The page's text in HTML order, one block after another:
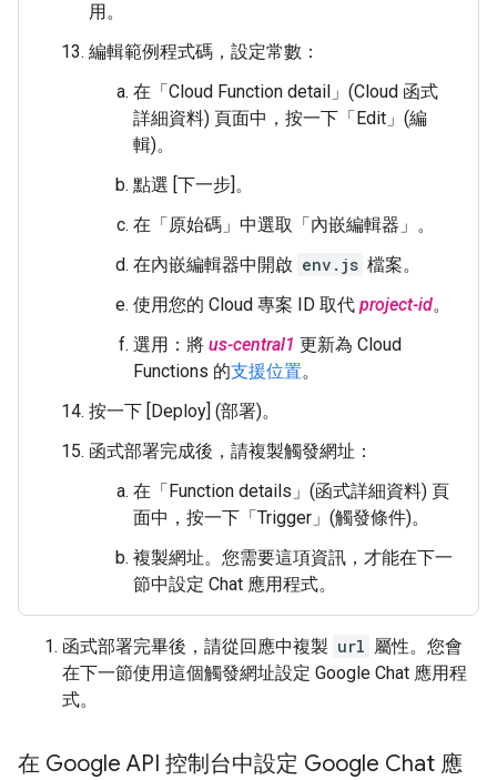
用。
編輯範例程式碼，設定常數：
在「Cloud Function detail」(Cloud 函式
詳細資料) 頁面中，按一下「Edit」(編
輯)。
點選 [下一步]。
在「原始碼」 中選取「內嵌編輯器」 。
在內嵌編輯器中開啟 env.js 檔案。
使用您的 Cloud 專案 ID 取代 project-id。
選用：將 us-central1 更新為 Cloud
Functions 的支援位置。
按一下 [Deploy] (部署)。
函式部署完成後，請複製觸發網址：
在「Function details」(函式詳細資料) 頁
面中，按一下「Trigger」(觸發條件)。
複製網址。您需要這項資訊，才能在下一
節中設定 Chat 應用程式。
函式部署完畢後，請從回應中複製 url 屬性。您會
在下一節使用這個觸發網址設定 Google Chat 應用程
式。
在 Google API 控制台中設定 Google Chat 應